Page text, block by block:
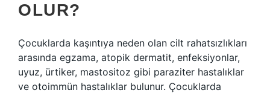
OLUR?
Çocuklarda kaşıntıya neden olan cilt rahatsızlıkları
arasında egzama, atopik dermatit, enfeksiyonlar,
uyuz, ürtiker, mastositoz gibi paraziter hastalıklar
ve otoimmün hastalıklar bulunur. Çocuklarda